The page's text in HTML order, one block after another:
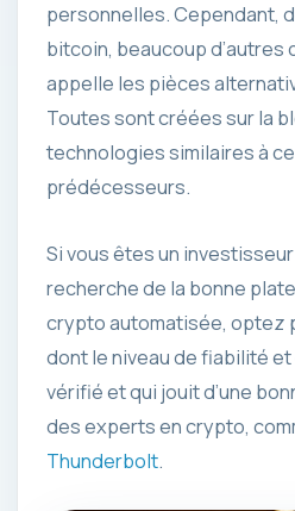
personnelles. Cependant,
bitcoin, beaucoup d’autres
appelle les pièces
Toutes sont créées sur la
technologies similaires à
prédécesseurs.
Si vous êtes un
recherche de la bonne
crypto automatisée, optez
dont le niveau de fiabilité
vérifié et qui jouit d’une
des experts en crypto,
Thunderbolt.